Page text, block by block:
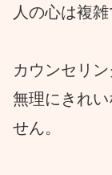
人の心は複
カウンセリ
無理にきれ
せん。